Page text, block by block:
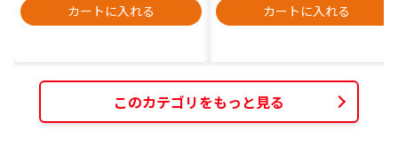
カートに入れる カートに入れる
このカテゴリをもっと見る